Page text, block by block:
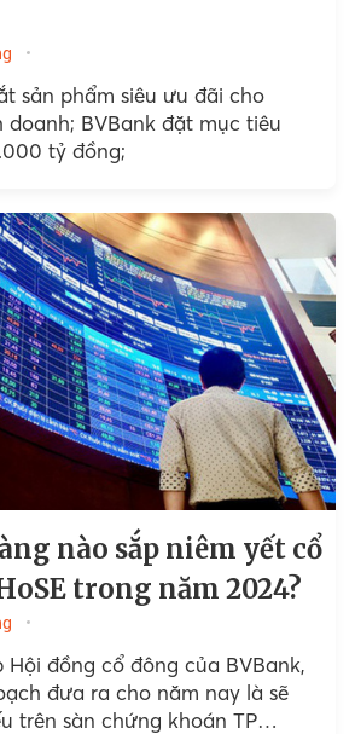
sản phẩm siêu ưu đãi cho
doanh; BVBank đặt mục tiêu
tỷ đồng;
nào sắp niêm yết cổ
trong năm 2024?
Hội đồng cổ đông của BVBank,
đưa ra cho năm nay là sẽ
trên sàn chứng khoán TP